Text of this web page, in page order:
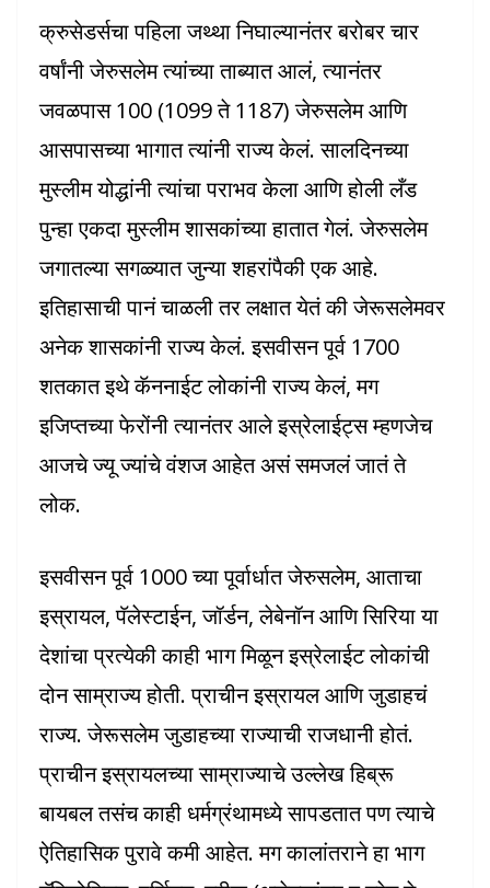
क्रुसेडर्सचा पहिला जथ्था निघाल्यानंतर बरोबर चार
वर्षांनी जेरुसलेम त्यांच्या ताब्यात आलं, त्यानंतर
जवळपास 100 (1099 ते 1187) जेरुसलेम आणि
आसपासच्या भागात त्यांनी राज्य केलं. सालदिनच्या
मुस्लीम योद्धांनी त्यांचा पराभव केला आणि होली लँड
पुन्हा एकदा मुस्लीम शासकांच्या हातात गेलं. जेरुसलेम
जगातल्या सगळ्यात जुन्या शहरांपैकी एक आहे.
इतिहासाची पानं चाळली तर लक्षात येतं की जेरूसलेमवर
अनेक शासकांनी राज्य केलं. इसवीसन पूर्व 1700
शतकात इथे कॅननाईट लोकांनी राज्य केलं, मग
इजिप्तच्या फेरोंनी त्यानंतर आले इस्रेलाईट्स म्हणजेच
आजचे ज्यू ज्यांचे वंशज आहेत असं समजलं जातं ते
लोक.
इसवीसन पूर्व 1000 च्या पूर्वार्धात जेरुसलेम, आताचा
इस्रायल, पॅलेस्टाईन, जॉर्डन, लेबेनॉन आणि सिरिया या
देशांचा प्रत्येकी काही भाग मिळून इस्रेलाईट लोकांची
दोन साम्राज्य होती. प्राचीन इस्रायल आणि जुडाहचं
राज्य. जेरूसलेम जुडाहच्या राज्याची राजधानी होतं.
प्राचीन इस्रायलच्या साम्राज्याचे उल्लेख हिब्रू
बायबल तसंच काही धर्मग्रंथामध्ये सापडतात पण त्याचे
ऐतिहासिक पुरावे कमी आहेत. मग कालांतराने हा भाग